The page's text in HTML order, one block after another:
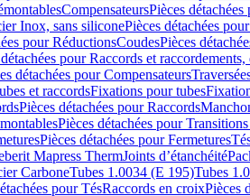
CompensateursPièces
Inox, sans siliconePièces détachées
pour RéductionsCoudesPièces
pour Raccords et raccordements,
détachées pour Compensateurs
et raccordsFixations pour tubes
Pièces détachées pour Raccords
Pièces détachées pour
Pièces détachées pour Fermetures
Mapress ThermJoints d’étanchéité
CarboneTubes 1.0034 (E 195)Tubes
pour TésRaccords en croixPièces